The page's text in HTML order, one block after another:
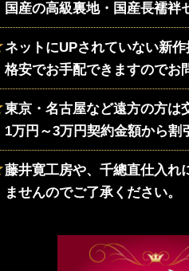
国産の高級裏地・国産長襦袢
ネットにUPされていない新作
格安でお手配できますのでお
東京・名古屋など遠方の方は
1万円～3万円契約金額から割
藤井寛工房や、千總直仕入れ
ませんのでご了承ください。